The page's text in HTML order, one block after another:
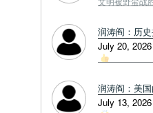
润涛阎：历
July 20,
润涛阎：美
July 13,